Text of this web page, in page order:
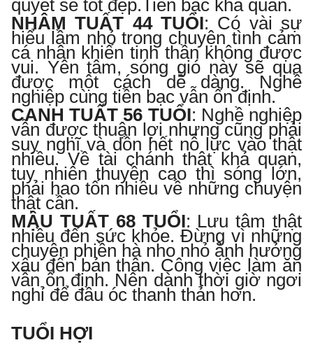
quyết sẽ tốt đẹp. Tiền bạc khả quan.
NHÂM TUẤT 44 TUỔI: Có vài sự
hiểu lầm nhỏ trong chuyện tình cảm
cá nhân khiến tinh thần không được
vui. Yên tâm, sóng gió này sẽ qua
được một cách dễ dàng. Nghề
nghiệp cùng tiền bạc vẫn ổn định.
CANH TUẤT 56 TUỔI: Nghề nghiệp
vẫn được thuận lợi nhưng cũng phải
suy nghĩ và dồn hết nỗ lực vào thật
nhiều. Về tài chánh thật khả quan,
tuy nhiên thuyền cao thì sóng lớn,
phải hao tốn nhiều về những chuyện
thật cần.
MẬU TUẤT 68 TUỔI: Lưu tâm thật
nhiều đến sức khỏe. Đừng vì những
chuyện phiền hà nho nhỏ ảnh hưởng
xấu đến bản thân. Công việc làm ăn
vẫn ổn định. Nên dành thời giờ ngơi
nghỉ để đầu óc thanh thản hơn.
TUỔI HỢI